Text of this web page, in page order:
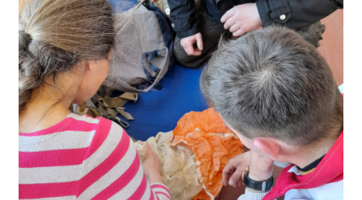
Памятные даты военной истории
Пожарная безопасность
Программа воспитания
Противодействие терроризму
Профилактическая работа
Работа педагога-психолога
Студенческий совет
Студенческий спортивный клуб